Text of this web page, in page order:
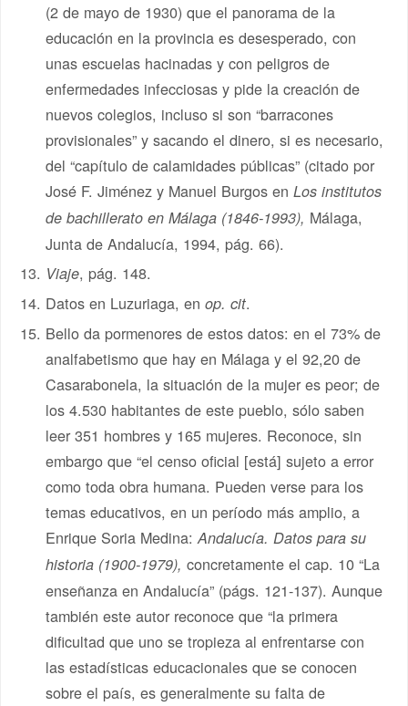
(2 de mayo de 1930) que el panorama de la
educación en la provincia es desesperado, con
unas escuelas hacinadas y con peligros de
enfermedades infecciosas y pide la creación de
nuevos colegios, incluso si son “barracones
provisionales” y sacando el dinero, si es necesario,
del “capítulo de calamidades públicas” (citado por
José F. Jiménez y Manuel Burgos en Los institutos
de bachillerato en Málaga (1846-1993), Málaga,
Junta de Andalucía, 1994, pág. 66).
Viaje, pág. 148.
Datos en Luzuriaga, en op. cit.
Bello da pormenores de estos datos: en el 73% de
analfabetismo que hay en Málaga y el 92,20 de
Casarabonela, la situación de la mujer es peor; de
los 4.530 habitantes de este pueblo, sólo saben
leer 351 hombres y 165 mujeres. Reconoce, sin
embargo que “el censo oficial [está] sujeto a error
como toda obra humana. Pueden verse para los
temas educativos, en un período más amplio, a
Enrique Soria Medina:Andalucía. Datos para su
historia (1900-1979), concretamente el cap. 10 “La
enseñanza en Andalucía” (págs. 121-137). Aunque
también este autor reconoce que “la primera
dificultad que uno se tropieza al enfrentarse con
las estadísticas educacionales que se conocen
sobre el país, es generalmente su falta de